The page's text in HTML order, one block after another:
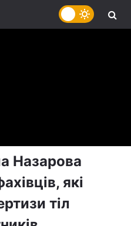
Назарова
які
тіл